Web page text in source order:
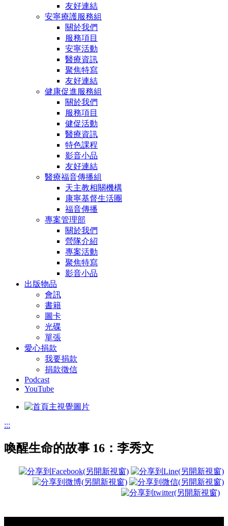
友好連結
安寧療護服務組
關於我們
服務項目
安寧活動
醫療資訊
聚焦特寫
友好連結
健康促進服務組
關於我們
服務項目
健促活動
醫療資訊
特色課程
影音小品
友好連結
醫療福音傳播組
天主教相關機構
康寧基督生活團
福音傳播
專案管理部
關於我們
營隊介紹
專案活動
聚焦特寫
影音小品
出版物品
會訊
書籍
圖卡
光碟
單張
愛心捐款
我要捐款
捐款徵信
Podcast
YouTube
:::
喚醒生命的故事 16：李秀文